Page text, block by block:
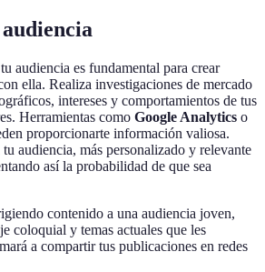
audiencia es fundamental para crear
ella. Realiza investigaciones de mercado
intereses y comportamientos de tus
Herramientas como Google Analytics o
proporcionarte información valiosa.
audiencia, más personalizado y relevante
así la probabilidad de que sea
contenido a una audiencia joven,
coloquial y temas actuales que les
a compartir tus publicaciones en redes